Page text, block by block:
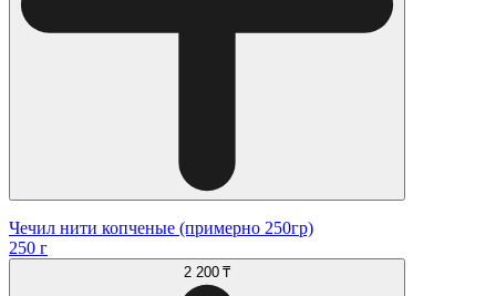
Чечил нити копченые (примерно 250гр)
250 г
2 200 ₸